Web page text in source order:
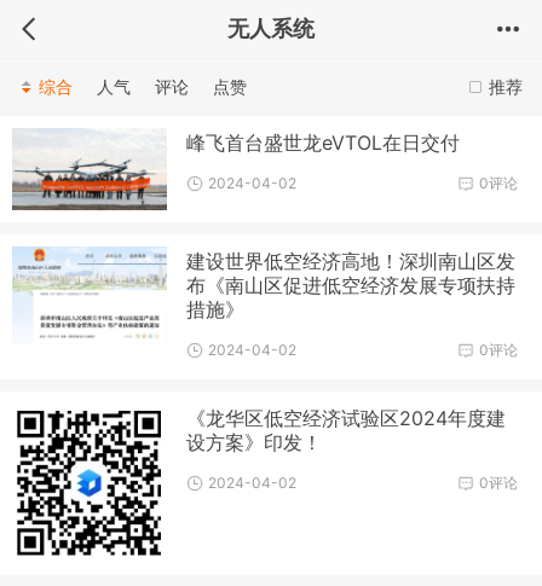
无人系统
推荐
综合 人气 评论 点赞
峰飞首台盛世龙eVTOL在日交付
0评论
2024-04-02
建设世界低空经济高地！深圳南山区发
布《南山区促进低空经济发展专项扶持
措施》
0评论
2024-04-02
《龙华区低空经济试验区2024年度建
设方案》印发！
0评论
2024-04-02